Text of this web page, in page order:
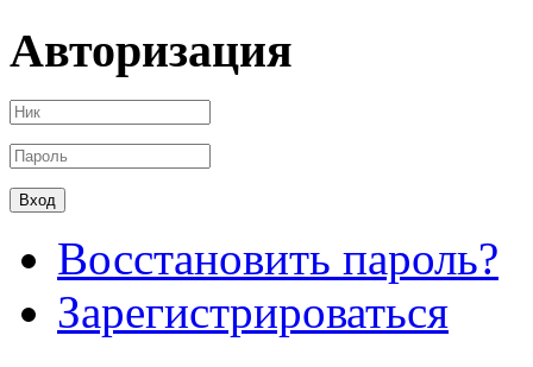
Авторизация
Восстановить пароль?
Зарегистрироваться